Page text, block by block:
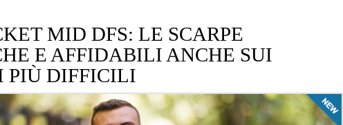
MID DFS: LE SCARPE
E AFFIDABILI ANCHE SUI
PIÙ DIFFICILI